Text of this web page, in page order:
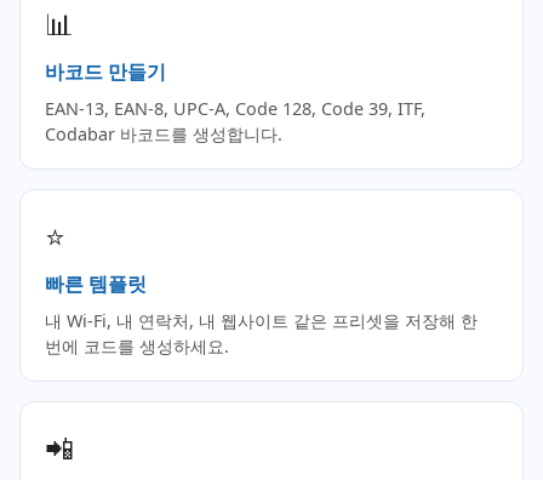
📊
바코드 만들기
EAN-13, EAN-8, UPC-A, Code 128, Code 39, ITF,
Codabar 바코드를 생성합니다.
⭐
빠른 템플릿
내 Wi-Fi, 내 연락처, 내 웹사이트 같은 프리셋을 저장해 한
번에 코드를 생성하세요.
📲